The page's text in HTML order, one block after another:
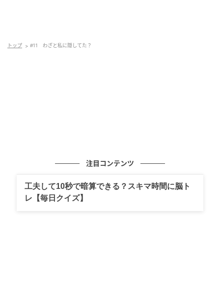
トップ #11 わざと私に隠してた？
注目コンテンツ
工夫して10秒で暗算できる？スキマ時間に脳ト
レ【毎日クイズ】